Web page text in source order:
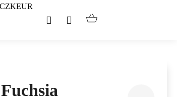
CZKEUR
Hledat PřihlášeníNákupní